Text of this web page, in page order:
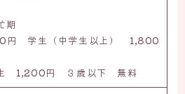
期
円 学生（中学生以上）
1,800
1,200円 ３歳以下 無料